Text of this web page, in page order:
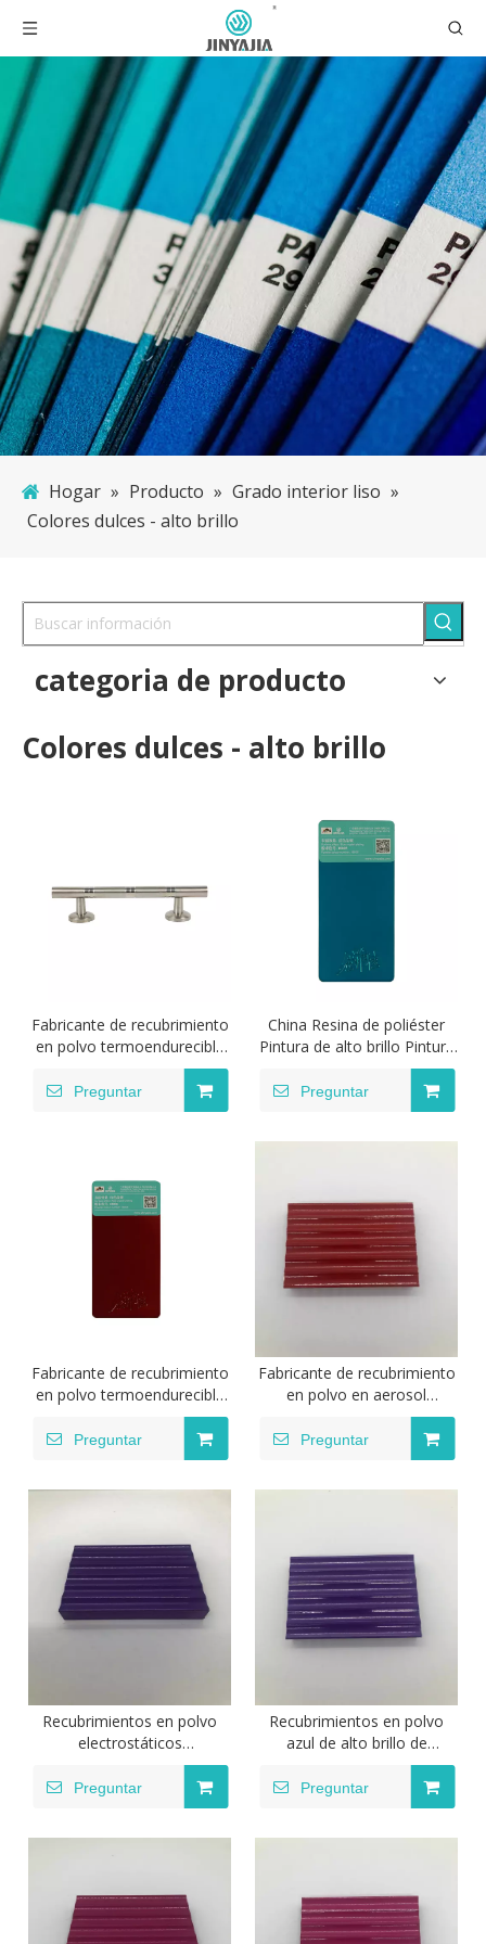
Hogar » Producto » Grado interior liso »
Colores dulces - alto brillo
categoria de producto
Colores dulces - alto brillo
Fabricante de recubrimiento
en polvo termoendurecible
transparente de color
caramelo
Preguntar
China Resina de poliéster
Pintura de alto brillo Pintura
en polvo de colores dulces
Preguntar
Fabricante de recubrimiento
en polvo termoendurecible
transparente de color
caramelo
Preguntar
Fabricante de recubrimiento
en polvo en aerosol
electrostático de poliéster
epoxi
Preguntar
Recubrimientos en polvo
electrostáticos
termoestables, poliéster
epoxi, verde de alto brillo
para uso en mesas de metal
Preguntar
Recubrimientos en polvo
azul de alto brillo de
electrostático termoestable
para uso en muebles
Preguntar